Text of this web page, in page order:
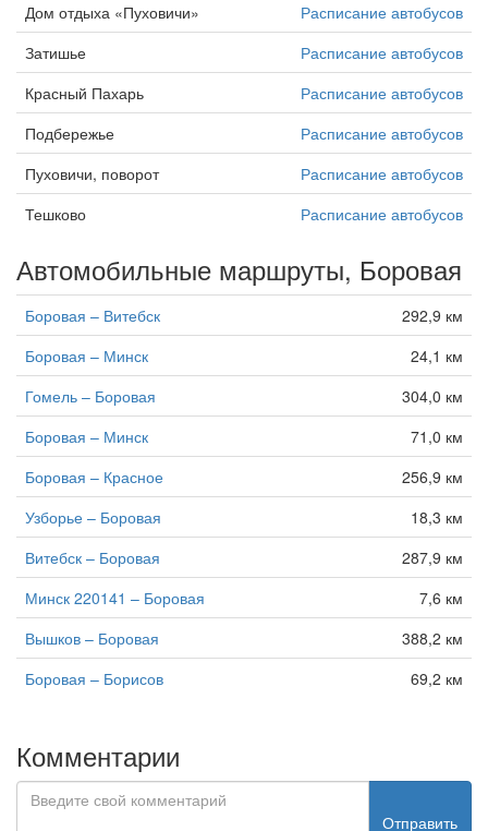
Дом отдыха «Пуховичи»
Расписание автобусов
Затишье
Расписание автобусов
Красный Пахарь
Расписание автобусов
Подбережье
Расписание автобусов
Пуховичи, поворот
Расписание автобусов
Тешково
Расписание автобусов
Автомобильные маршруты, Боровая
Боровая – Витебск
292,9 км
Боровая – Минск
24,1 км
Гомель – Боровая
304,0 км
Боровая – Минск
71,0 км
Боровая – Красное
256,9 км
Узборье – Боровая
18,3 км
Витебск – Боровая
287,9 км
Минск 220141 – Боровая
7,6 км
Вышков – Боровая
388,2 км
Боровая – Борисов
69,2 км
Комментарии
Отправить